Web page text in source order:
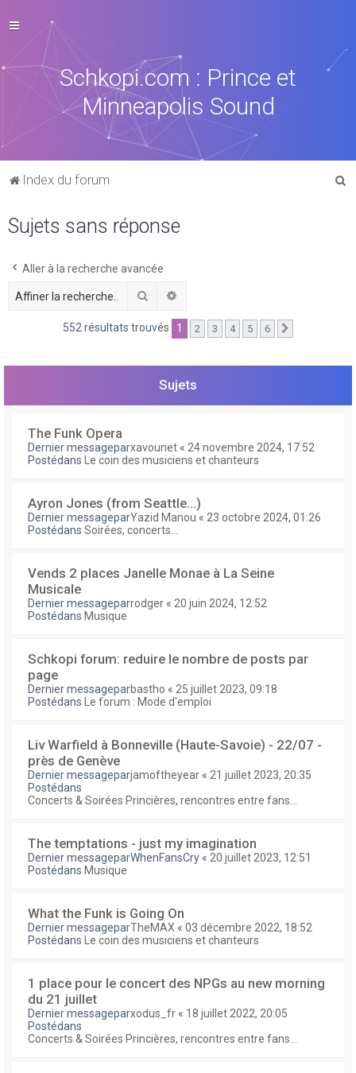
Schkopi.com : Prince et
Minneapolis Sound
Index du forum
Sujets sans réponse
Aller à la recherche avancée
Rechercher
552 résultats trouvés 1 2 3 4 5 6
Sujets
The Funk Opera
Dernier messageparxavounet « 24 novembre 2024, 17:52
Postédans
Le coin des musiciens et chanteurs
Ayron Jones (from Seattle...)
Dernier messageparYazid Manou « 23 octobre 2024, 01:26
Postédans Soirées, concerts...
Vends 2 places Janelle Monae à La Seine
Musicale
Dernier messageparrodger « 20 juin 2024, 12:52
Postédans Musique
Schkopi forum: reduire le nombre de posts par
page
Dernier messageparbastho « 25 juillet 2023, 09:18
Postédans
Le forum : Mode d'emploi
Liv Warfield à Bonneville (Haute-Savoie) - 22/07 -
près de Genève
Dernier messageparjamoftheyear « 21 juillet 2023, 20:35
Postédans
Concerts & Soirées Princières, rencontres entre fans...
The temptations - just my imagination
Dernier messageparWhenFansCry « 20 juillet 2023, 12:51
Postédans Musique
What the Funk is Going On
Dernier messageparTheMAX « 03 décembre 2022, 18:52
Postédans
Le coin des musiciens et chanteurs
1 place pour le concert des NPGs au new morning
du 21 juillet
Dernier messageparxodus_fr « 18 juillet 2022, 20:05
Postédans
Concerts & Soirées Princières, rencontres entre fans...